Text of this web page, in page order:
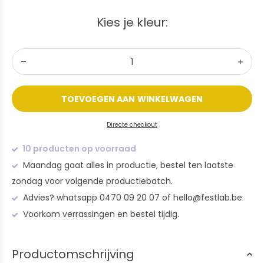
Kies je kleur:
TOEVOEGEN AAN WINKELWAGEN
Directe checkout
10 producten op voorraad
Maandag gaat alles in productie, bestel ten laatste
zondag voor volgende productiebatch.
Advies? whatsapp 0470 09 20 07 of hello@festlab.be
Voorkom verrassingen en bestel tijdig.
Productomschrijving